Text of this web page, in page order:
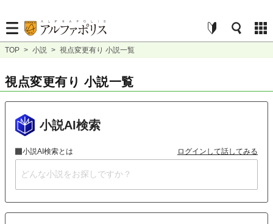
TOP > 小説 > 視点変更有り 小説一覧
視点変更有り 小説一覧
小説AI検索
小説AI検索とは ログインして話してみる